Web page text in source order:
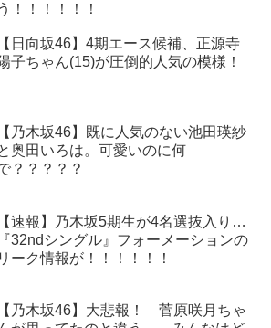
う！！！！！！
【日向坂46】4期エース候補、正源寺
子ちゃん(15)が圧倒的人気の模様！
【乃木坂46】既に人気のない池田瑛紗
奥田いろは。可愛いのに何
？？？？？
【速報】乃木坂5期生が4名選抜入り…
『32ndシングル』フォーメーションの
リーク情報が！！！！！！
【乃木坂46】大悲報！ 菅原咲月ちゃ